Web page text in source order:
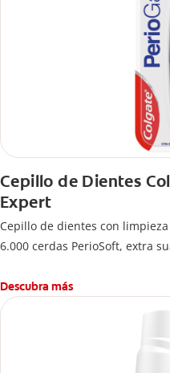
Cepillo de Dientes
Expert
Cepillo de dientes con
6.000 cerdas PerioSoft, extra
Descubra más